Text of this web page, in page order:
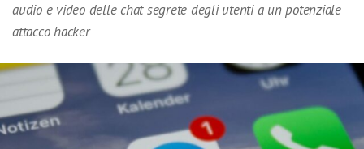
audio e video delle chat segrete degli utenti a un potenziale
attacco hacker